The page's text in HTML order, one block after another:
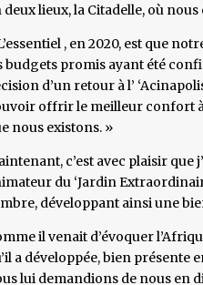
deux lieux, la Citadelle, où nous
, en 2020, est que
budgets promis ayant été
d’un retour à l’
offrir le meilleur confort à
nous existons. »
c’est avec plaisir que
du ‘Jardin
développant ainsi une
il venait d’évoquer
a développée, bien
lui demandions de nous en